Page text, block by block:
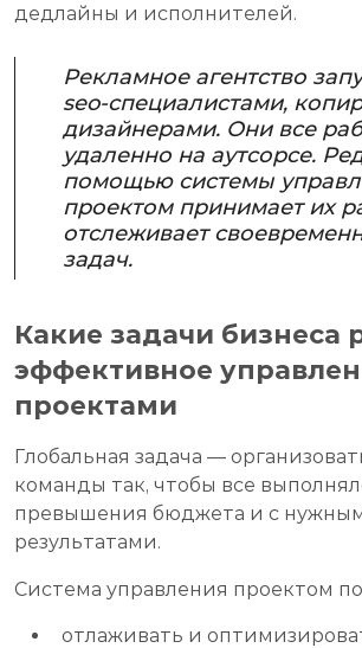
дедлайны и исполнителей.
Рекламное агентство
seo-специалистами,
дизайнерами. Они все
удаленно на аутсорсе.
помощью системы
проектом принимает их
отслеживает
задач.
Какие задачи бизнеса
эффективное
проектами
Глобальная задача —
команды так, чтобы все
превышения бюджета и с
результатами.
Система управления проектом
отлаживать и